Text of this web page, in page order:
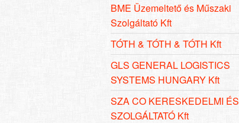
BME Üzemeltető és Műszaki
Szolgáltató Kft
TÓTH & TÓTH & TÓTH Kft
GLS GENERAL LOGISTICS
SYSTEMS HUNGARY Kft
SZA CO KERESKEDELMI ÉS
SZOLGÁLTATÓ Kft